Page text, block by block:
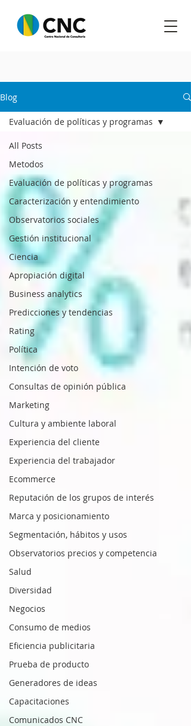
Blog
All Posts
Metodos
Evaluación de políticas y programas
Caracterización y entendimiento
Observatorios sociales
Gestión institucional
Ciencia
Apropiación digital
Business analytics
Predicciones y tendencias
Rating
Política
Intención de voto
Consultas de opinión pública
Marketing
Cultura y ambiente laboral
Experiencia del cliente
Experiencia del trabajador
Ecommerce
Reputación de los grupos de interés
Marca y posicionamiento
Segmentación, hábitos y usos
Observatorios precios y competencia
Salud
Diversidad
Negocios
Consumo de medios
Eficiencia publicitaria
Prueba de producto
Generadores de ideas
Capacitaciones
Comunicados CNC
Evaluación de políticas y programas